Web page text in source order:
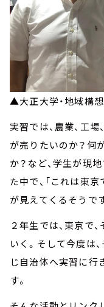
▲大正大学・地域構
実習では、農業、工
が売りたいのか？何
か？など、学生が現
た中で、「これは東
が見えてくるそうで
２年生では、東京で
いく。そして今度は
じ自治体へ実習に行
す。